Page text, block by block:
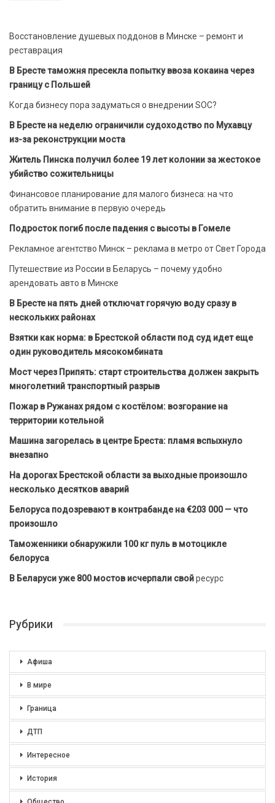
Восстановление душевых поддонов в Минске – ремонт и
реставрация
В Бресте таможня пресекла попытку ввоза кокаина через
границу с Польшей
Когда бизнесу пора задуматься о внедрении SOC?
В Бресте на неделю ограничили судоходство по Мухавцу
из-за реконструкции моста
Житель Пинска получил более 19 лет колонии за жестокое
убийство сожительницы
Финансовое планирование для малого бизнеса: на что
обратить внимание в первую очередь
Подросток погиб после падения с высоты в Гомеле
Рекламное агентство Минск – реклама в метро от Свет Города
Путешествие из России в Беларусь – почему удобно
арендовать авто в Минске
В Бресте на пять дней отключат горячую воду сразу в
нескольких районах
Взятки как норма: в Брестской области под суд идет еще
один руководитель мясокомбината
Мост через Припять: старт строительства должен закрыть
многолетний транспортный разрыв
Пожар в Ружанах рядом с костёлом: возгорание на
территории котельной
Машина загорелась в центре Бреста: пламя вспыхнуло
внезапно
На дорогах Брестской области за выходные произошло
несколько десятков аварий
Белоруса подозревают в контрабанде на €203 000 — что
произошло
Таможенники обнаружили 100 кг пуль в мотоцикле
белоруса
В Беларуси уже 800 мостов исчерпали свойресурс
Рубрики
Афиша
В мире
Граница
ДТП
Интересное
История